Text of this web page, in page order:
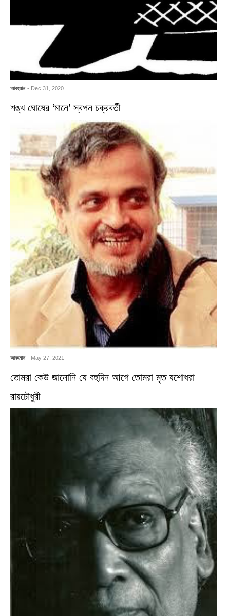
আবহমান - Dec 31, 2020
শঙ্খ ঘোষের ‘মানে’ স্বপন চক্রবর্তী
আবহমান - May 27, 2021
তোমরা কেউ জানোনি যে বহুদিন আগে তোমরা মৃত যশোধরা
রায়চৌধুরী